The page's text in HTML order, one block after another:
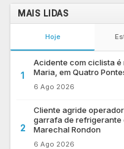
MAIS LIDAS
Hoje
1
Acidente com ciclista é
Maria, em Quatro
6 Ago 2026
2
Cliente agride
garrafa de refrigerante
Marechal Rondon
6 Ago 2026